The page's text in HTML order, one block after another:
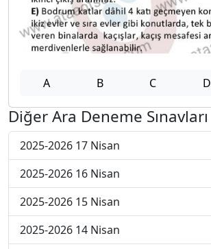
A B C D
Diğer Ara Deneme Sınavları
2025-2026 17 Nisan
2025-2026 16 Nisan
2025-2026 15 Nisan
2025-2026 14 Nisan